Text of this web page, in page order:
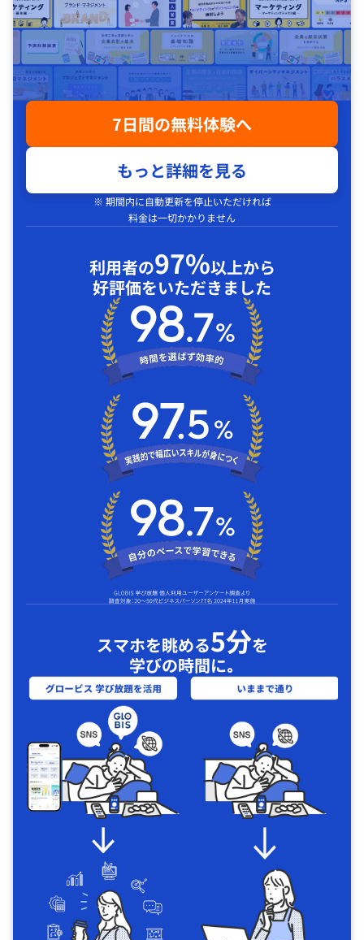
7日間の無料体験へ
もっと詳細を見る
※ 期間内に自動更新を停止いただければ
料金は一切かかりません
利用者の97%以上から
好評価をいただきました
スマホを眺める5分を
学びの時間に｡